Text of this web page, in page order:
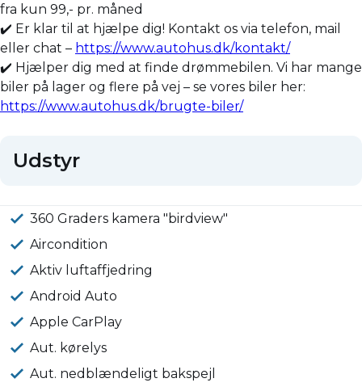
fra kun 99,- pr. måned
✔️ Er klar til at hjælpe dig! Kontakt os via telefon, mail
eller chat – https://www.autohus.dk/kontakt/
✔️ Hjælper dig med at finde drømmebilen. Vi har mange
biler på lager og flere på vej – se vores biler her:
https://www.autohus.dk/brugte-biler/
Udstyr
360 Graders kamera "birdview"
Aircondition
Aktiv luftaffjedring
Android Auto
Apple CarPlay
Aut. kørelys
Aut. nedblændeligt bakspejl